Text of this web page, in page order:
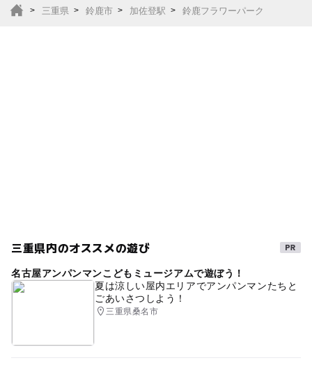
三重県 鈴鹿市 加佐登駅 鈴鹿フラワーパーク
三重県内のオススメの遊び
名古屋アンパンマンこどもミュージアムで遊ぼう！
夏は涼しい屋内エリアでアンパンマンたちと
ごあいさつしよう！
三重県桑名市